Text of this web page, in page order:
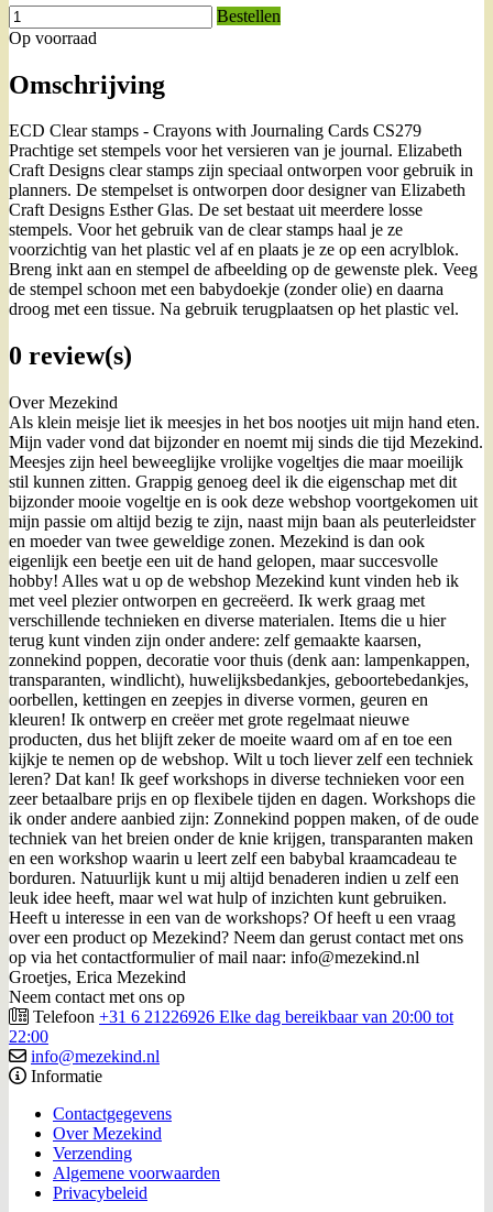
Bestellen
Op voorraad
Omschrijving
ECD Clear stamps - Crayons with Journaling Cards CS279
Prachtige set stempels voor het versieren van je journal. Elizabeth
Craft Designs clear stamps zijn speciaal ontworpen voor gebruik in
planners. De stempelset is ontworpen door designer van Elizabeth
Craft Designs Esther Glas. De set bestaat uit meerdere losse
stempels. Voor het gebruik van de clear stamps haal je ze
voorzichtig van het plastic vel af en plaats je ze op een acrylblok.
Breng inkt aan en stempel de afbeelding op de gewenste plek. Veeg
de stempel schoon met een babydoekje (zonder olie) en daarna
droog met een tissue. Na gebruik terugplaatsen op het plastic vel.
0 review(s)
Over Mezekind
Als klein meisje liet ik meesjes in het bos nootjes uit mijn hand eten.
Mijn vader vond dat bijzonder en noemt mij sinds die tijd Mezekind.
Meesjes zijn heel beweeglijke vrolijke vogeltjes die maar moeilijk
stil kunnen zitten. Grappig genoeg deel ik die eigenschap met dit
bijzonder mooie vogeltje en is ook deze webshop voortgekomen uit
mijn passie om altijd bezig te zijn, naast mijn baan als peuterleidster
en moeder van twee geweldige zonen. Mezekind is dan ook
eigenlijk een beetje een uit de hand gelopen, maar succesvolle
hobby! Alles wat u op de webshop Mezekind kunt vinden heb ik
met veel plezier ontworpen en gecreëerd. Ik werk graag met
verschillende technieken en diverse materialen. Items die u hier
terug kunt vinden zijn onder andere: zelf gemaakte kaarsen,
zonnekind poppen, decoratie voor thuis (denk aan: lampenkappen,
transparanten, windlicht), huwelijksbedankjes, geboortebedankjes,
oorbellen, kettingen en zeepjes in diverse vormen, geuren en
kleuren! Ik ontwerp en creëer met grote regelmaat nieuwe
producten, dus het blijft zeker de moeite waard om af en toe een
kijkje te nemen op de webshop. Wilt u toch liever zelf een techniek
leren? Dat kan! Ik geef workshops in diverse technieken voor een
zeer betaalbare prijs en op flexibele tijden en dagen. Workshops die
ik onder andere aanbied zijn: Zonnekind poppen maken, of de oude
techniek van het breien onder de knie krijgen, transparanten maken
en een workshop waarin u leert zelf een babybal kraamcadeau te
borduren. Natuurlijk kunt u mij altijd benaderen indien u zelf een
leuk idee heeft, maar wel wat hulp of inzichten kunt gebruiken.
Heeft u interesse in een van de workshops? Of heeft u een vraag
over een product op Mezekind? Neem dan gerust contact met ons
op via het contactformulier of mail naar: info@mezekind.nl
Groetjes, Erica Mezekind
Neem contact met ons op
Telefoon +31 6 21226926 Elke dag bereikbaar van 20:00 tot
22:00
info@mezekind.nl
Informatie
Contactgegevens
Over Mezekind
Verzending
Algemene voorwaarden
Privacybeleid